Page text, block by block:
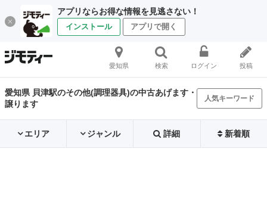
アプリならお得な情報を見逃さない！
インストール アプリで開く
愛知県 検索 ログイン 投稿
愛知県 貝津駅のその他(調理器具)の中古あげます・
譲ります
人気キーワード
エリア ジャンル 詳細 新着順